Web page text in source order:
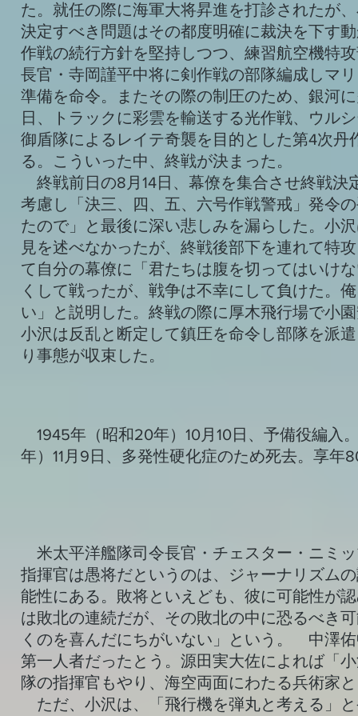
た。就任の際に海軍大将昇進を打診されたが
決定すべき問題はその都度明確に裁決を下す
作戦の続行方針を堅持しつつ、練習航空機特
長官・寺岡謹平中将に剣作戦の部隊編成しマ
準備を命令。またその際の制圧のため、銀河
日、トラックに彩雲を輸送する光作戦、ウル
御盾隊によるレイテ奇襲を目的とした第4次
る。こういった中、終戦が決まった。
終戦前日の8月14日、幕僚を集合させ終戦決
考慮し「決三、四、五、六号作戦警戒」発令
たので」と最後に深い悲しみを漏らした。小
見を述べなかったが、終戦後部下を連れて特
て自分の幕僚に「君たちは腹を切ってはいけ
くして戦ったが、戦争は不幸にして負けた。
い」と説明した。終戦の際に厚木飛行場で小
小沢は反乱と断定して鎮圧を命令し部隊を派
り事態が収束した。
1945年（昭和20年）10月10日、予備役編入
年）11月9日、多発性硬化症のため死去。享年
米太平洋艦隊司令長官・チェスター・ニミ
指揮官は愚将だというのは、ジャーナリズム
能性にある。敗将といえども、彼に可能性が
は敗北の連続だが、その敗北の中に恐るべき
くのを喜んだにちがいない」という。 中澤
第一人者だったとう。源田実大佐によれば「
隊の指揮官もやり、海空両面にわたる兵術家
ただ、小沢は、「飛行機を弾丸と考える」